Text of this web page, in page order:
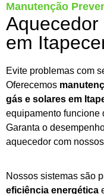
Manutenção
em
Evite problemas com
Oferecemos
gás e solares em
equipamento funcione
Garanta o
aquecedor com
Nossos sistemas são
eficiência energética